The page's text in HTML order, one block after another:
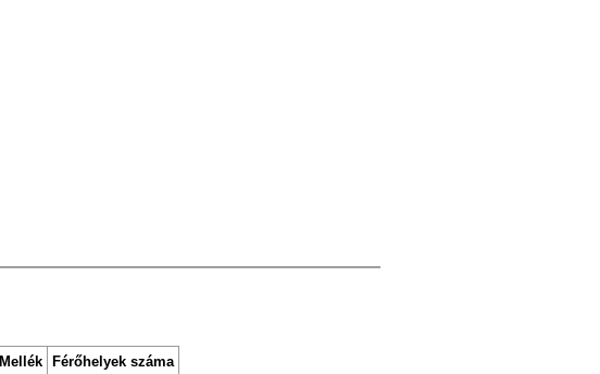
Mellék
Férőhelyek száma